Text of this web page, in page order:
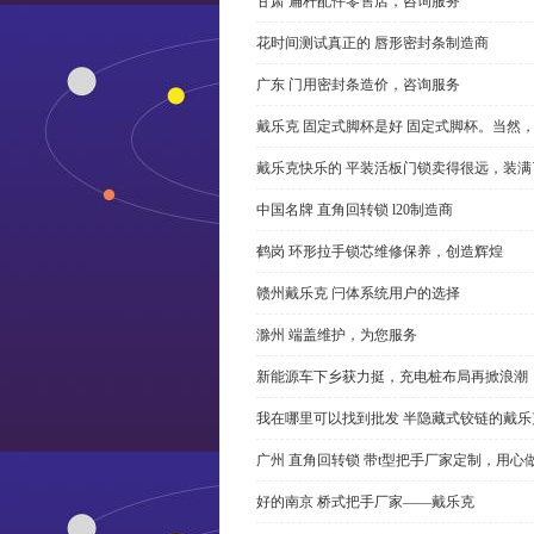
花时间测试真正的 唇形密封条制造商
广东 门用密封条造价，咨询服务
戴乐克 固定式脚杯是好 固定式脚杯。当然
戴乐克快乐的 平装活板门锁卖得很远，装
中国名牌 直角回转锁 l20制造商
鹤岗 环形拉手锁芯维修保养，创造辉煌
赣州戴乐克 闩体系统用户的选择
滁州 端盖维护，为您服务
新能源车下乡获力挺，充电桩布局再掀浪潮
我在哪里可以找到批发 半隐藏式铰链的戴
广州 直角回转锁 带t型把手厂家定制，用心
好的南京 桥式把手厂家——戴乐克